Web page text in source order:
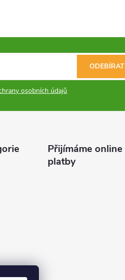
osobních údajů
ODEBÍRAT
Přijímáme online
platby